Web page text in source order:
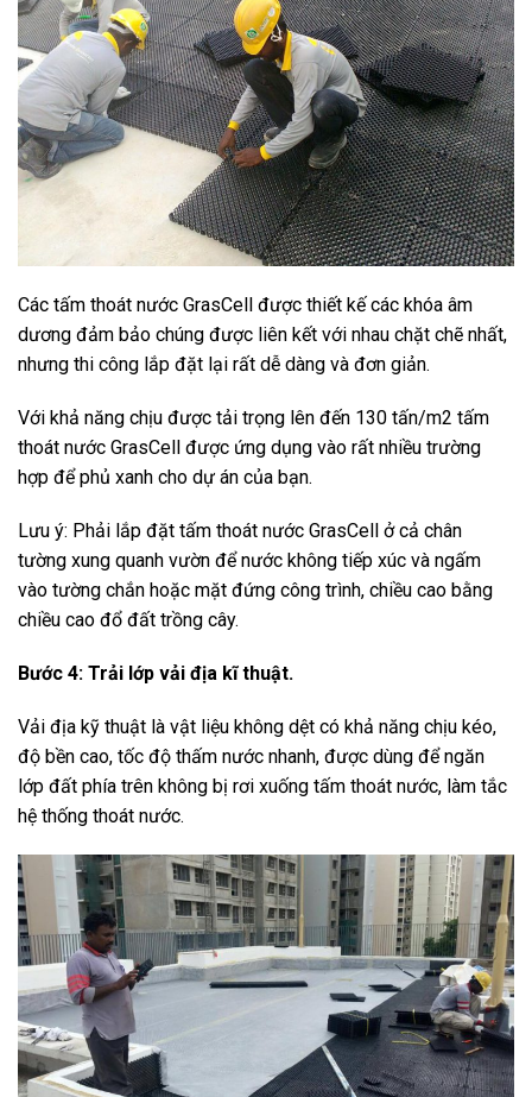
Các tấm thoát nước GrasCell được thiết kế các khóa âm
dương đảm bảo chúng được liên kết với nhau chặt chẽ nhất,
nhưng thi công lắp đặt lại rất dễ dàng và đơn giản.
Với khả năng chịu được tải trọng lên đến 130 tấn/m2 tấm
thoát nước GrasCell được ứng dụng vào rất nhiều trường
hợp để phủ xanh cho dự án của bạn.
Lưu ý: Phải lắp đặt tấm thoát nước GrasCell ở cả chân
tường xung quanh vườn để nước không tiếp xúc và ngấm
vào tường chắn hoặc mặt đứng công trình, chiều cao bằng
chiều cao đổ đất trồng cây.
Bước 4: Trải lớp vải địa kĩ thuật.
Vải địa kỹ thuật là vật liệu không dệt có khả năng chịu kéo,
độ bền cao, tốc độ thấm nước nhanh, được dùng để ngăn
lớp đất phía trên không bị rơi xuống tấm thoát nước, làm tắc
hệ thống thoát nước.